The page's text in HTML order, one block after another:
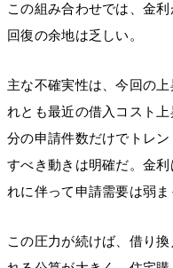
この組み合わせでは、金
回復の余地は乏しい。
主な不確実性は、今回の
れとも最近の借入コスト
分の申請件数だけでトレ
すべき動きは明確だ。金
れに伴って申請需要は弱ま
この圧力が続けば、借り